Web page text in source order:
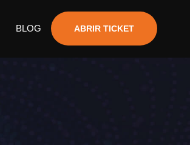
BLOG ABRIR TICKET